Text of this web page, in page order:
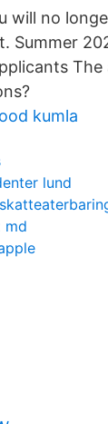
will no
Summer
kumla
lund
md